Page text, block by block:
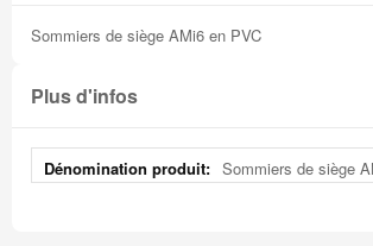
Sommiers de siège AMi6 en PVC
Plus d'infos
Plus
d'infos
Sommiers de siège